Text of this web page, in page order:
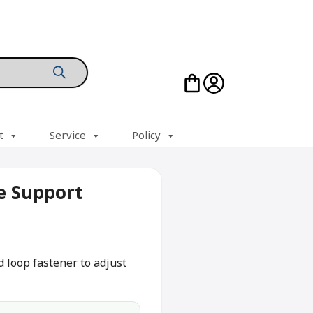
Service Policy
Support
loop fastener to adjust